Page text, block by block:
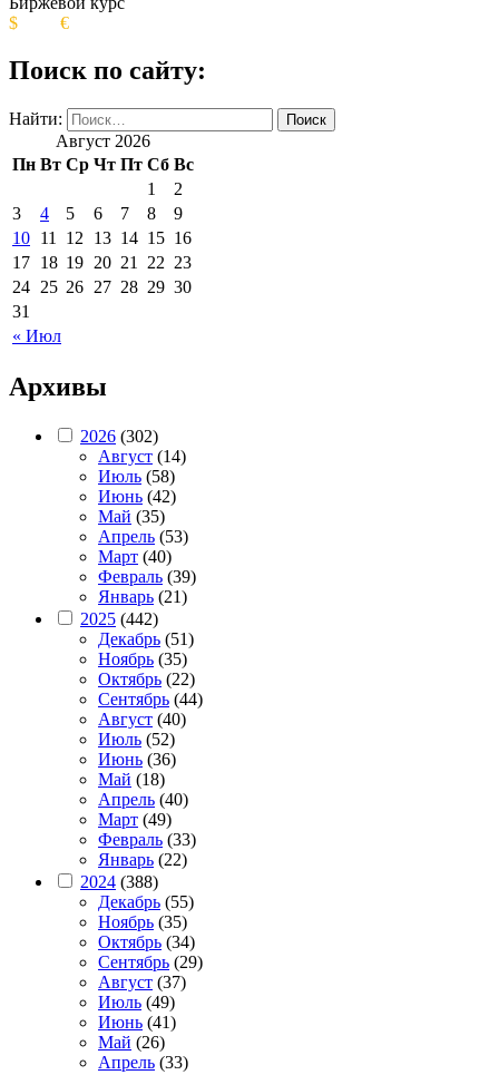
$
€
Поиск по сайту:
Найти:
Август 2026
Пн Вт Ср Чт Пт Сб Вс
« Июл
1
2
3
4 5 6 7 8
9
10 11 12 13 14 15 16
17 18 19 20 21 22 23
24 25 26 27 28 29 30
31
Архивы
2026 (302)
Август (14)
Июль (58)
Июнь (42)
Май (35)
Апрель (53)
Март (40)
Февраль (39)
Январь (21)
2025 (442)
Декабрь (51)
Ноябрь (35)
Октябрь (22)
Сентябрь (44)
Август (40)
Июль (52)
Июнь (36)
Май (18)
Апрель (40)
Март (49)
Февраль (33)
Январь (22)
2024 (388)
Декабрь (55)
Ноябрь (35)
Октябрь (34)
Сентябрь (29)
Август (37)
Июль (49)
Июнь (41)
Май (26)
Апрель (33)